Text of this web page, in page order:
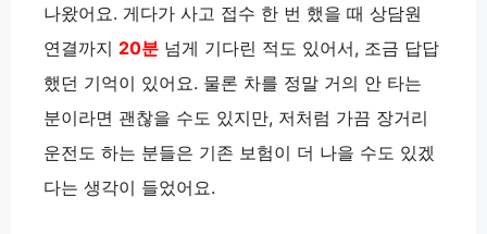
나왔어요. 게다가 사고 접수 한 번 했을 때 상담원
연결까지 20분 넘게 기다린 적도 있어서, 조금 답답
했던 기억이 있어요. 물론 차를 정말 거의 안 타는
분이라면 괜찮을 수도 있지만, 저처럼 가끔 장거리
운전도 하는 분들은 기존 보험이 더 나을 수도 있겠
다는 생각이 들었어요.